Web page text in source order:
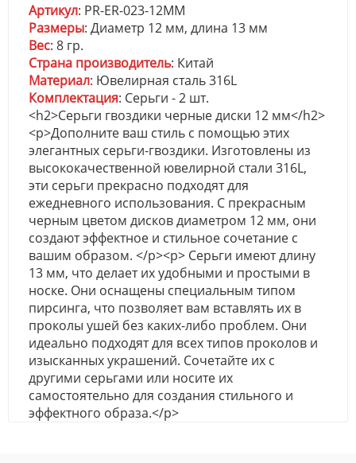
Артикул: PR-ER-023-12MM
Размеры: Диаметр 12 мм, длина 13 мм
Вес: 8 гр.
Страна производитель: Китай
Материал: Ювелирная сталь 316L
Комплектация: Серьги - 2 шт.
<h2>Серьги гвоздики черные диски 12 мм</h2>
<p>Дополните ваш стиль с помощью этих
элегантных серьги-гвоздики. Изготовлены из
высококачественной ювелирной стали 316L,
эти серьги прекрасно подходят для
ежедневного использования. С прекрасным
черным цветом дисков диаметром 12 мм, они
создают эффектное и стильное сочетание с
вашим образом. </p><p> Серьги имеют длину
13 мм, что делает их удобными и простыми в
носке. Они оснащены специальным типом
пирсинга, что позволяет вам вставлять их в
проколы ушей без каких-либо проблем. Они
идеально подходят для всех типов проколов и
изысканных украшений. Сочетайте их с
другими серьгами или носите их
самостоятельно для создания стильного и
эффектного образа.</p>